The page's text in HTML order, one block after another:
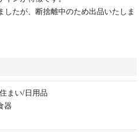
たが、断捨離中のため出品いたしま
まい/日用品
器